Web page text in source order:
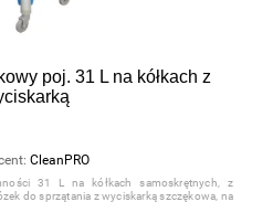
poj. 31 L na kółkach z
CleanPRO
31 L na kółkach samoskrętnych, z
do sprzątania z wyciskarką szczękowa, na